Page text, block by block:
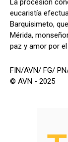
La procesión
eucaristía
Barquisimeto,
Mérida,
paz y amor por
FIN/AVN/ FG/
© AVN - 2025